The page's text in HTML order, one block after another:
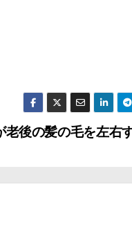
後の髪の毛を左右